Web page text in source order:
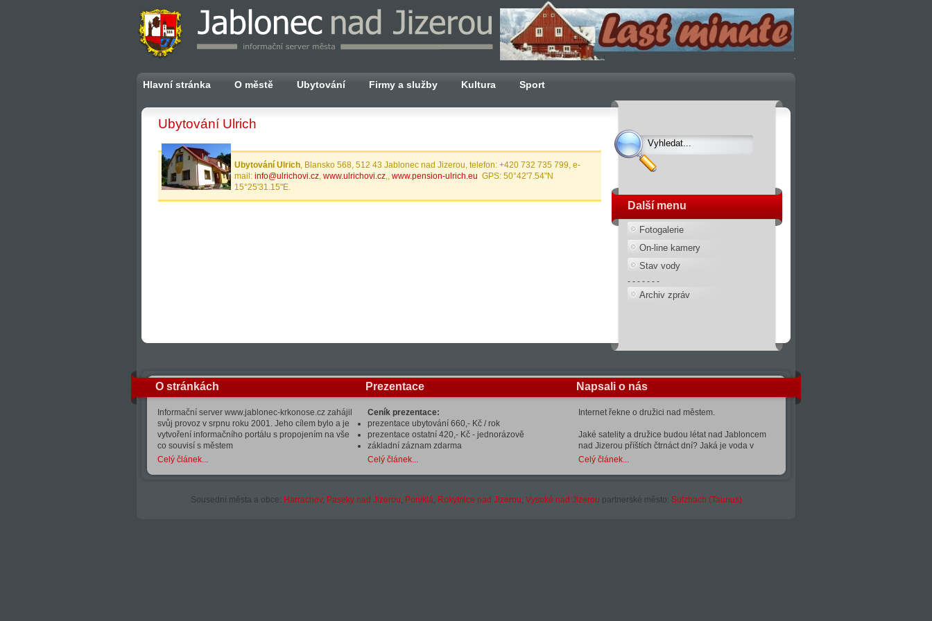
Hlavní stránka O městě Ubytování Firmy a služby Kultura Sport
Ubytování Ulrich
Ubytování Ulrich, Blansko 568, 512 43 Jablonec nad Jizerou, telefon: +420 732 735 799, e-
mail: info@ulrichovi.cz, www.ulrichovi.cz,, www.pension-ulrich.eu GPS: 50°42'7.54"N
15°25'31.15"E.
Další menu
Fotogalerie
On-line kamery
Stav vody
- - - - - - -
Archiv zpráv
O stránkách
Informační server www.jablonec-krkonose.cz zahájil
svůj provoz v srpnu roku 2001. Jeho cílem bylo a je
vytvoření informačního portálu s propojením na vše
co souvisí s městem
Celý článek...
Prezentace
Ceník prezentace:
prezentace ubytování 660,- Kč / rok
prezentace ostatní 420,- Kč - jednorázově
základní záznam zdarma
Celý článek...
Napsali o nás
Internet řekne o družici nad městem.
Jaké satelity a družice budou létat nad Jabloncem
nad Jizerou příštích čtrnáct dní? Jaká je voda v
Celý článek...
Sousední města a obce: Harrachov, Paseky nad Jizerou, Poniklá, Rokytnice nad Jizerou, Vysoké nad Jizerou partnerské město: Sulzbach (Taunus)